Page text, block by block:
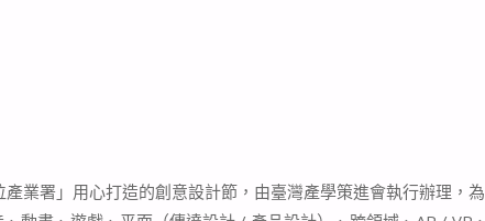
業署」用心打造的創意設計節，由臺灣產學策進會執行辦理，